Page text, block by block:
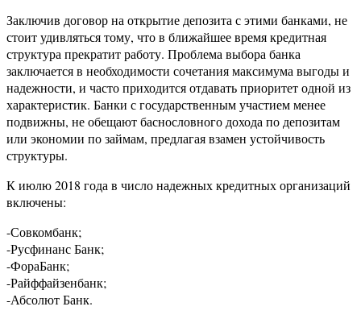
Заключив договор на открытие депозита с этими банками, не
стоит удивляться тому, что в ближайшее время кредитная
структура прекратит работу. Проблема выбора банка
заключается в необходимости сочетания максимума выгоды и
надежности, и часто приходится отдавать приоритет одной из
характеристик. Банки с государственным участием менее
подвижны, не обещают баснословного дохода по депозитам
или экономии по займам, предлагая взамен устойчивость
структуры.
К июлю 2018 года в число надежных кредитных организаций
включены:
-Совкомбанк;
-Русфинанс Банк;
-ФораБанк;
-Райффайзенбанк;
-Абсолют Банк.